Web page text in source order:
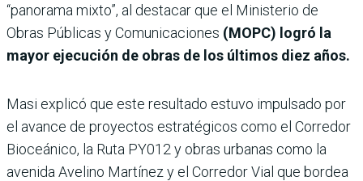
“panorama mixto”, al destacar que el Ministerio de
Obras Públicas y Comunicaciones (MOPC) logró la
mayor ejecución de obras de los últimos diez años.
Masi explicó que este resultado estuvo impulsado por
el avance de proyectos estratégicos como el Corredor
Bioceánico, la Ruta PY012 y obras urbanas como la
avenida Avelino Martínez y el Corredor Vial que bordea